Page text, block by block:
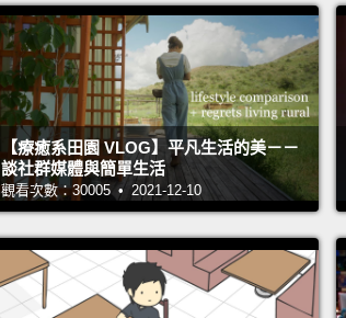
【療癒系田園 VLOG】平凡生活的美－－
談社群媒體與簡單生活
觀看次數：30005 • 2021-12-10